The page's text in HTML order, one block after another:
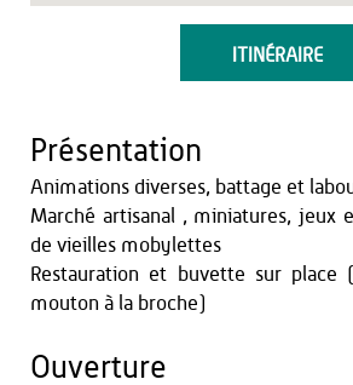
ITINÉRAIRE
Présentation
Animations diverses, battage et
Marché artisanal , miniatures, jeux
de vieilles mobylettes
Restauration et buvette sur place
mouton à la broche)
Ouverture